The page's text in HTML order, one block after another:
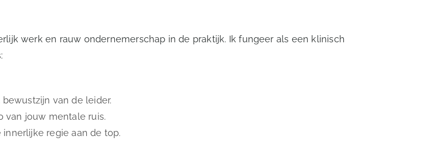
werk en rauw ondernemerschap in de praktijk. Ik fungeer als een klinisch
van de leider.
van jouw mentale ruis.
regie aan de top.